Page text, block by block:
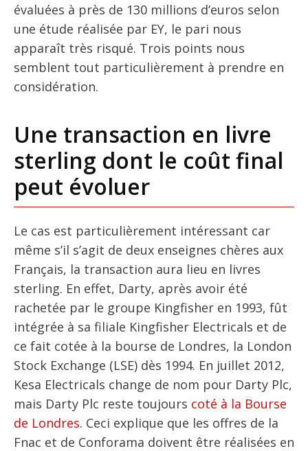
évaluées à près de 130 millions d’euros selon
une étude réalisée par EY, le pari nous
apparaît très risqué. Trois points nous
semblent tout particulièrement à prendre en
considération.
Une transaction en livre
sterling dont le coût final
peut évoluer
Le cas est particulièrement intéressant car
même s’il s’agit de deux enseignes chères aux
Français, la transaction aura lieu en livres
sterling. En effet, Darty, après avoir été
rachetée par le groupe Kingfisher en 1993, fût
intégrée à sa filiale Kingfisher Electricals et de
ce fait cotée à la bourse de Londres, la London
Stock Exchange (LSE) dès 1994. En juillet 2012,
Kesa Electricals change de nom pour Darty Plc,
mais Darty Plc reste toujours coté à la Bourse
de Londres. Ceci explique que les offres de la
Fnac et de Conforama doivent être réalisées en